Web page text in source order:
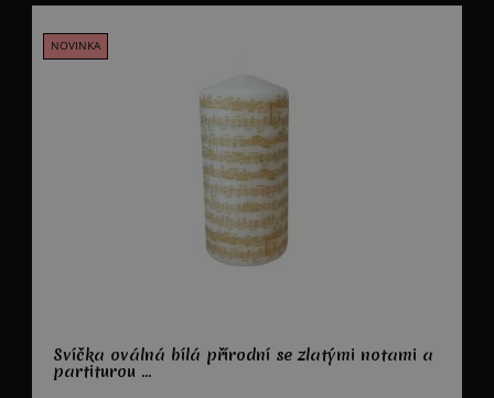
Svíčka oválná bílá přírodní se zlatými notami a
partiturou ...